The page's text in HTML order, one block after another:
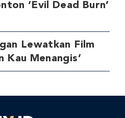
‘Evil Dead Burn’
Lewatkan Film
Kau Menangis’